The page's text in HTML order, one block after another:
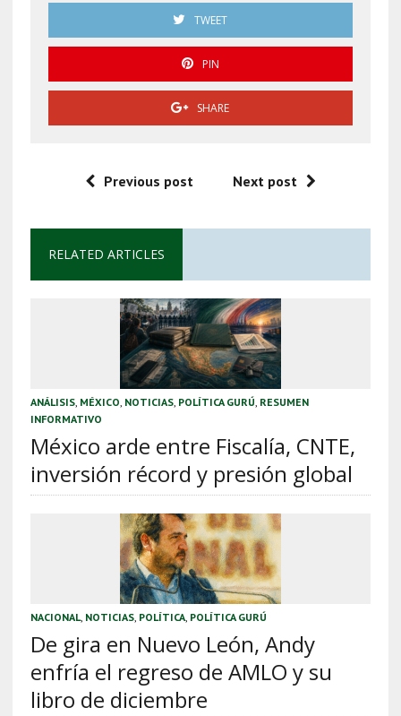
TWEET
PIN
SHARE
Previous post Next post
RELATED ARTICLES
ANÁLISIS, MÉXICO, NOTICIAS, POLÍTICA GURÚ, RESUMEN
INFORMATIVO
México arde entre Fiscalía, CNTE,
inversión récord y presión global
NACIONAL, NOTICIAS, POLÍTICA, POLÍTICA GURÚ
De gira en Nuevo León, Andy
enfría el regreso de AMLO y su
libro de diciembre